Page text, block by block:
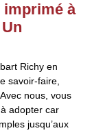
imprimé à
Richy en
savoir-faire,
nous, vous
adopter car
jusqu’aux